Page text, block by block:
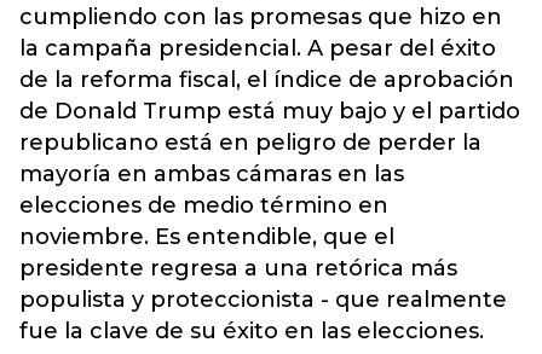
cumpliendo con las promesas que hizo en
la campaña presidencial. A pesar del éxito
de la reforma fiscal, el índice de aprobación
de Donald Trump está muy bajo y el partido
republicano está en peligro de perder la
mayoría en ambas cámaras en las
elecciones de medio término en
noviembre. Es entendible, que el
presidente regresa a una retórica más
populista y proteccionista - que realmente
fue la clave de su éxito en las elecciones.